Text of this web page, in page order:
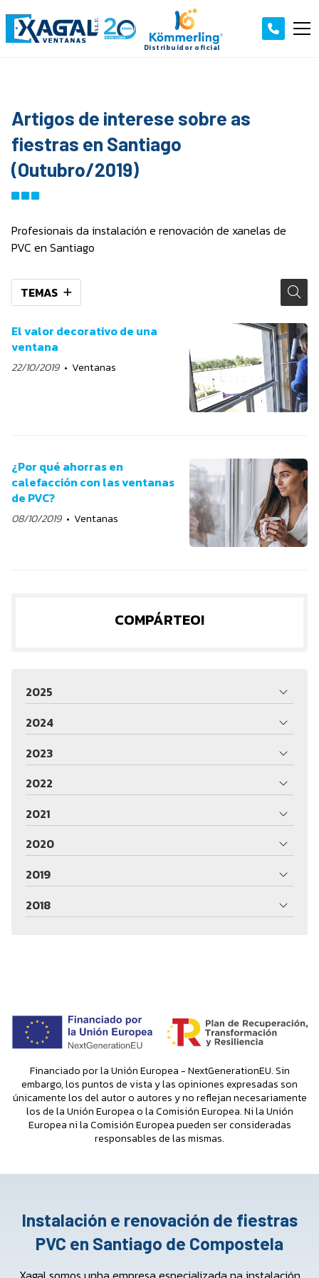
Artigos de interese sobre as
fiestras en Santiago
(Outubro/2019)
Profesionais da instalación e renovación de xanelas de
PVC en Santiago
TEMAS
El valor decorativo de una
ventana
22/10/2019 Ventanas
¿Por qué ahorras en
calefacción con las ventanas
de PVC?
08/10/2019 Ventanas
COMPÁRTEO!
2025
2024
2023
2022
2021
2020
2019
2018
Financiado por la Unión Europea - NextGenerationEU. Sin
embargo, los puntos de vista y las opiniones expresadas son
únicamente los del autor o autores y no reflejan necesariamente
los de la Unión Europea o la Comisión Europea. Ni la Unión
Europea ni la Comisión Europea pueden ser consideradas
responsables de las mismas.
Instalación e renovación de fiestras
PVC en Santiago de Compostela